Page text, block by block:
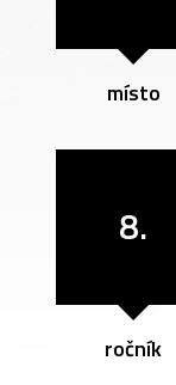
místo
8.
ročník